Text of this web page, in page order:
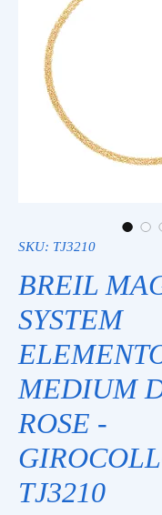
SKU: TJ3210
BREIL
SYSTEM
MEDIUM
ROSE -
TJ3210